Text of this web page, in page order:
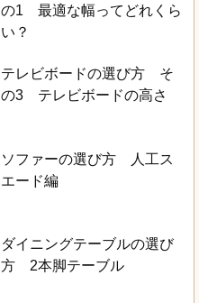
の1 最適な幅ってどれくら
い？
テレビボードの選び方 そ
の3 テレビボードの高さ
ソファーの選び方 人工ス
エード編
ダイニングテーブルの選び
方 2本脚テーブル